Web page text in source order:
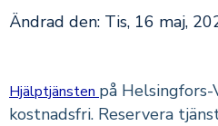
Ändrad den: Tis, 16 maj,
Hjälptjänsten på
kostnadsfri. Reservera